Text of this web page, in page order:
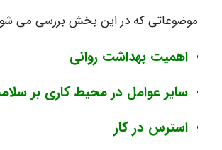
موضوعاتی که در این بخش بررسی می
اهمیت بهداشت روانی
سایر عوامل در محیط کاری بر
استرس در کار